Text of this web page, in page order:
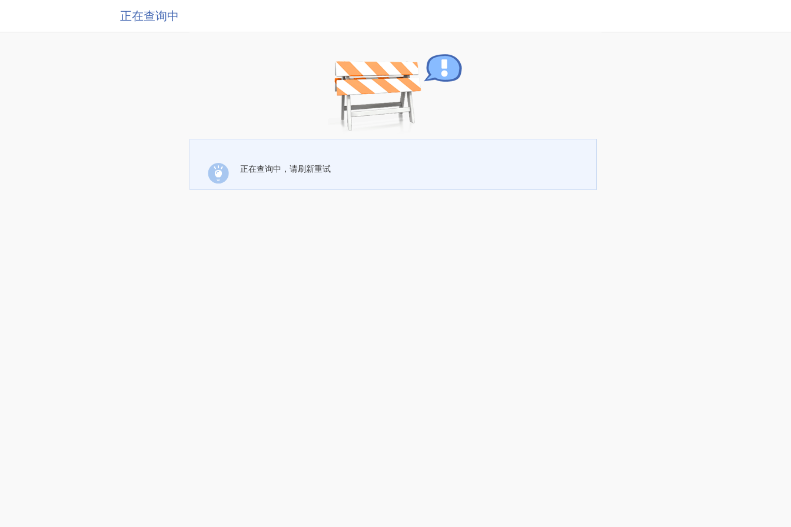
正在查询中
正在查询中，请刷新重试